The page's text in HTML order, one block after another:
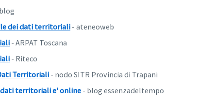
dei dati territoriali - ateneoweb
- ARPAT Toscana
- Riteco
Territoriali - nodo SITR Provincia di Trapani
territoriali e' online - blog essenzadeltempo